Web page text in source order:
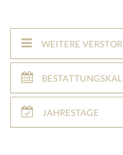
WEITERE
JAHRESTAGE